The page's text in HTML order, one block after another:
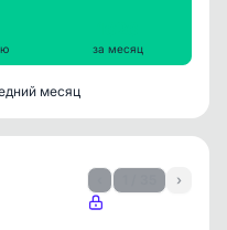
за месяц
месяц
›